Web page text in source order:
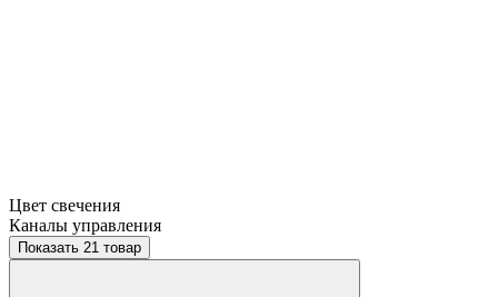
Цвет свечения
Каналы управления
Показать 21 товар